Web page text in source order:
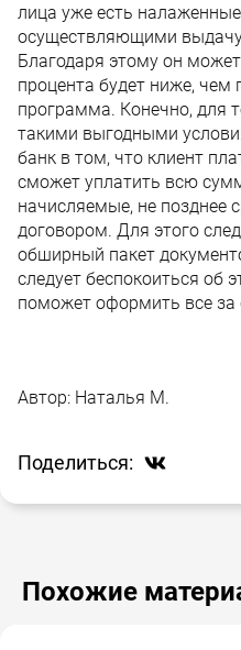
лица уже есть
осуществляющими
Благодаря этому он
процента будет ниже, чем
программа. Конечно, для
такими выгодными
банк в том, что клиент
сможет уплатить всю
начисляемые, не позднее
договором. Для этого
обширный пакет
следует беспокоиться об
поможет оформить все за
Автор: Наталья М.
Поделиться:
Похожие